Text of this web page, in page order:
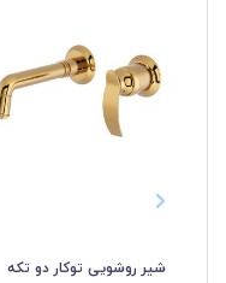
شیر روشویی توکار دو تکه